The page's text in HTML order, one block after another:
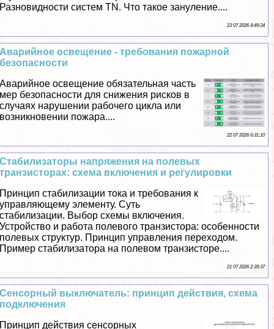
Разновидности систем TN. Что такое зануление....
23 07 2026 8:49:34
Аварийное освещение - требования пожарной
безопасности
Аварийное освещение обязательная часть
мер безопасности для снижения рисков в
случаях нарушении рабочего цикла или
возникновении пожара....
22 07 2026 6:31:10
Стабилизаторы напряжения на полевых
транзисторах: схема включения и регулировки
Принцип стабилизации тока и требования к
управляющему элементу. Суть
стабилизации. Выбор схемы включения.
Устройство и работа полевого транзистора: особенности
полевых структур. Принцип управления переходом.
Пример стабилизатора на полевом транзисторе....
21 07 2026 2:39:37
Сенсорный выключатель: принцип действия, схема
подключения
Принцип действия сенсорных